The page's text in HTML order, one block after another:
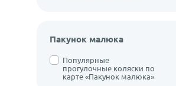
Пакунок малюка
Популярные
прогулочные коляски по
карте «Пакунок малюка»